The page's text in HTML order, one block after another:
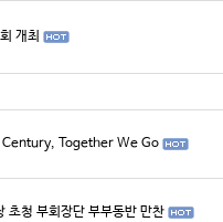
개최
Century, Together We Go
초청 부회장단 부부동반 만찬